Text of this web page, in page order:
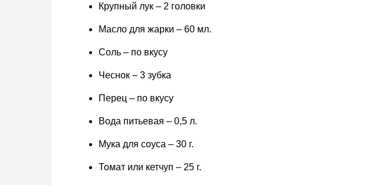
Крупный лук – 2 головки
Масло для жарки – 60 мл.
Соль – по вкусу
Чеснок – 3 зубка
Перец – по вкусу
Вода питьевая – 0,5 л.
Мука для соуса – 30 г.
Томат или кетчуп – 25 г.